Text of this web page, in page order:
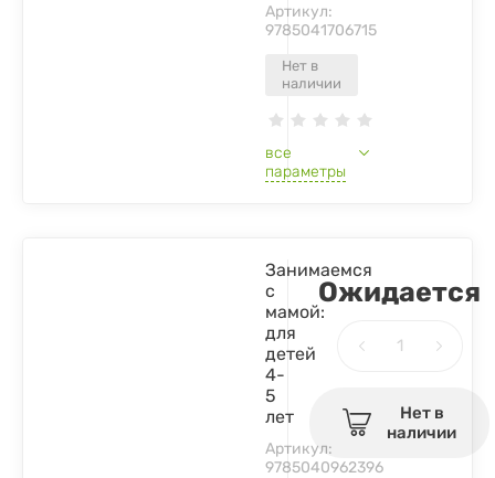
Нет в
наличии
Артикул:
9785041706715
все
параметры
Занимаемся
с
мамой:
для
детей
4-
5
лет
Артикул:
9785040962396
Ожидается
Нет в
наличии